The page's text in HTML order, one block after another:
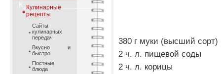
К_________________
Кулинарные
рецепты
Сайты
кулинарных
передач
Вкусно и
быстро
Постные
блюда
380 г муки (высший сорт)
2 ч. л. пищевой соды
2 ч. л. корицы